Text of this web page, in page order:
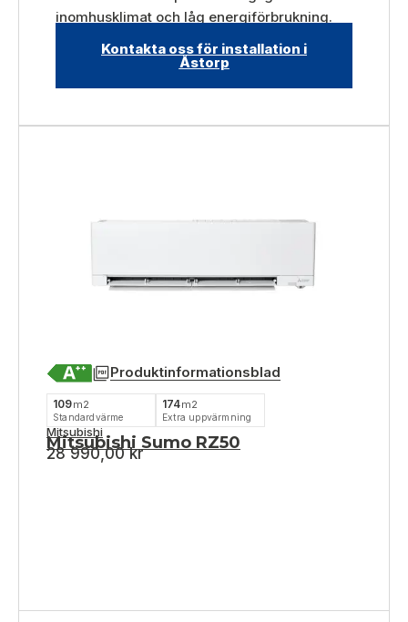
inomhusklimat och låg energiförbrukning.
Kontakta oss för installation i
Åstorp
Produktinformationsblad
109m2
Standardvärme
174m2
Extra uppvärmning
Mitsubishi
Mitsubishi Sumo RZ50
28 990,00kr